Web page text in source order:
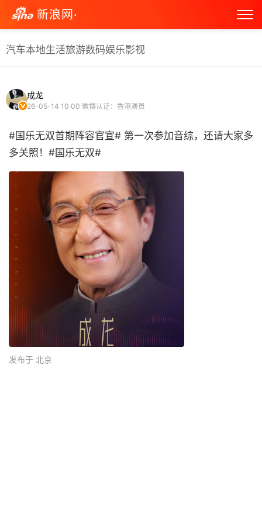
新浪网·
汽车本地生活旅游数码娱乐影视
成龙
26-05-14 10:00 微博认证：香港演员
#国乐无双首期阵容官宣# 第一次参加音综，还请大家多
多关照！#国乐无双# ​
发布于 北京